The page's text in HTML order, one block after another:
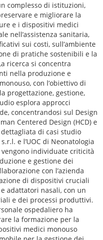
complesso di istituzioni,
e migliorare la
e i dispositivi medici
nell’assistenza sanitaria,
sui costi, sull’ambiente
di pratiche sostenibili e la
ricerca si concentra
nella produzione e
con l’obiettivo di
progettazione, gestione,
esplora approcci
concentrandosi sul Design
Centered Design (HCD) e
dettagliata di casi studio
e l’UOC di Neonatologia
individuate criticità
e gestione dei
con l’azienda
di dispositivi cruciali
adattatori nasali, con un
e dei processi produttivi.
ospedaliero ha
la formazione per la
medici monouso